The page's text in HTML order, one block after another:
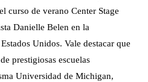
curso de verano Center Stage
Danielle Belen en la
Unidos. Vale destacar que
prestigiosas escuelas
Universidad de Michigan,